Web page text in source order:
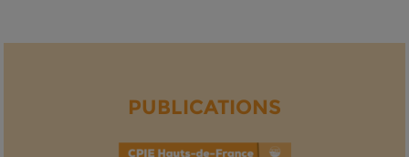
PUBLICATIONS